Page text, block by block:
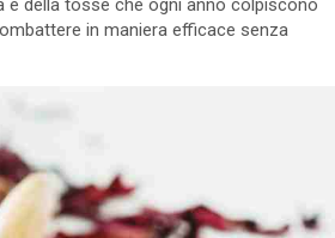
e della tosse che ogni anno colpiscono
in maniera efficace senza